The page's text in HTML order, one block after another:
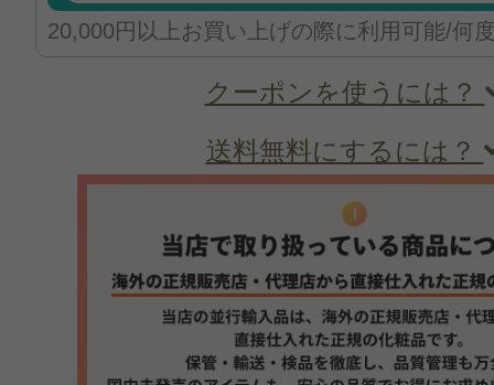
20,000円以上お買い上げの際に利用可能/何
クーポンを使うには？
送料無料にするには？